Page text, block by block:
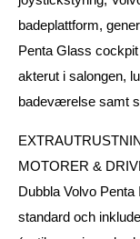
badeplattform,
Penta Glass
akterut i salongen,
badeværelse samt
MOTORER &
Dubbla Volvo
standard och